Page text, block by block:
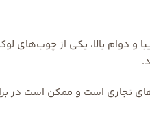
و دوام بالا، یکی از چوب‌های
نجاری است و ممکن است در